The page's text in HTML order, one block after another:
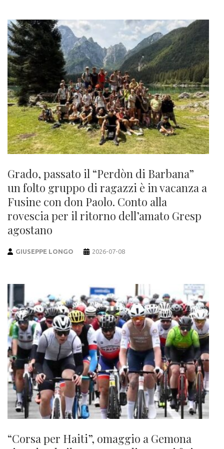
Grado, passato il “Perdòn di Barbana”
un folto gruppo di ragazzi è in vacanza a
Fusine con don Paolo. Conto alla
rovescia per il ritorno dell’amato Gresp
agostano
GIUSEPPE LONGO 2026-07-08
“Corsa per Haiti”, omaggio a Gemona